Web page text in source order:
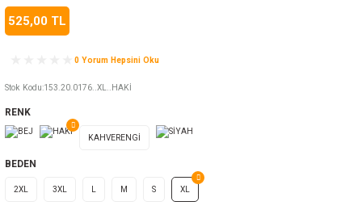
525,00 TL
0 Yorum Hepsini Oku
Stok Kodu:153.20.0176..XL..HAKİ
RENK
KAHVERENGİ
BEDEN
2XL 3XL M S XL